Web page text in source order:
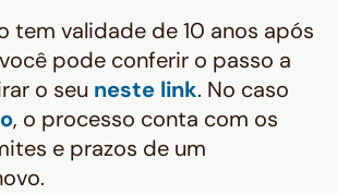
tem validade de 10 anos após
pode conferir o passo a
o seu neste link. No caso
, o processo conta com os
e prazos de um